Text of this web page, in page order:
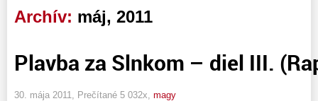
Archív: máj, 2011
Plavba za Slnkom – diel III.
30. mája 2011, Prečítané 5 032x, magy